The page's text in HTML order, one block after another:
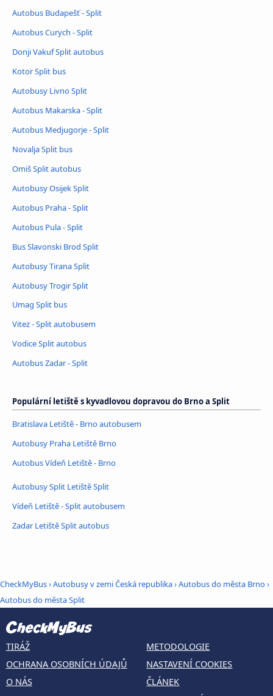
Autobus Budapešť - Split
Autobus Curych - Split
Donji Vakuf Split autobus
Kotor Split bus
Autobusy Livno Split
Autobus Makarska - Split
Autobus Medjugorje - Split
Novalja Split bus
Omiš Split autobus
Autobusy Osijek Split
Autobus Praha - Split
Autobus Pula - Split
Bus Slavonski Brod Split
Autobusy Tirana Split
Autobusy Trogir Split
Umag Split bus
Vitez - Split autobusem
Vodice Split autobus
Autobus Zadar - Split
Populární letiště s kyvadlovou dopravou do Brno a Split
Bratislava Letiště - Brno autobusem
Autobusy Praha Letiště Brno
Autobus Vídeň Letiště - Brno
Autobusy Split Letiště Split
Vídeň Letiště - Split autobusem
Zadar Letiště Split autobus
CheckMyBus›Autobusy v zemi Česká republika›Autobus do města Brno›
Autobus do města Split
TIRÁŽ
OCHRANA OSOBNÍCH ÚDAJŮ
O NÁS
METODOLOGIE
NASTAVENÍ COOKIES
ČLÁNEK